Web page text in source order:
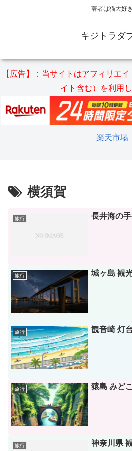
著者は猫大好き
キジトラダ
【広告】：当サイトはアフィリエ
イト含む）を利用
楽天市場
横須賀
旅行 長井海の
旅行 城ヶ島 観
旅行 観音崎 灯
旅行 猿島 みど
旅行 神奈川県